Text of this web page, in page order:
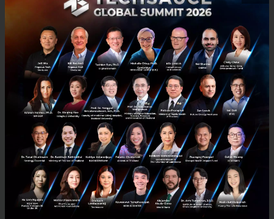
Lilium Tencent Atomico
E-mail :contact@techsauce.co
Tel : 02-001-5375
Mobile : 06-4658-9500
Techsauce Media